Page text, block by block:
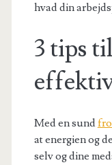
hvad din
3 tips
Med en sund
at energien og
selv og dine